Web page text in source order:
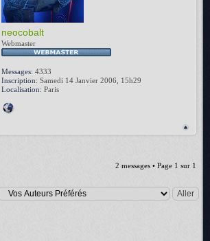
neocobalt
Webmaster
Messages: 4333
Inscription: Samedi 14 Janvier 2006, 15h29
Localisation: Paris
2 messages • Page 1 sur 1